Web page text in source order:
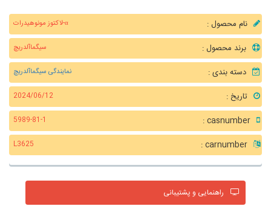
نام محصول : α-لاکتوز مونوهیدرات
برند محصول : سیگماآلدریچ
دسته بندی : نمایندگی سیگماآلدریچ
تاریخ : 2024/06/12
5989-81-1
L3625
راهنمایی و پشتیبانی